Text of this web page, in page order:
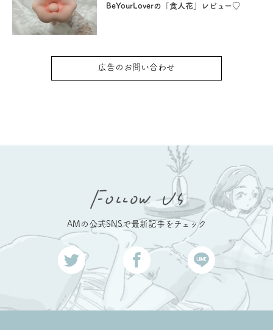
BeYourLoverの「食人花」レビュー♡
広告のお問い合わせ
AMの公式SNSで最新記事をチェック